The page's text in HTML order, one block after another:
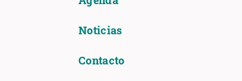
Noticias
Contacto